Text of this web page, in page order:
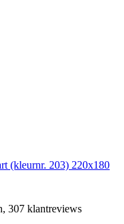
(kleurnr. 203) 220x180
307 klantreviews